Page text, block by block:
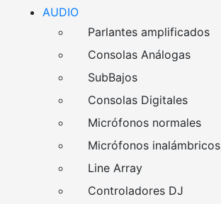
AUDIO
Parlantes amplificados
Consolas Análogas
SubBajos
Consolas Digitales
Micrófonos normales
Micrófonos inalámbricos
Line Array
Controladores DJ